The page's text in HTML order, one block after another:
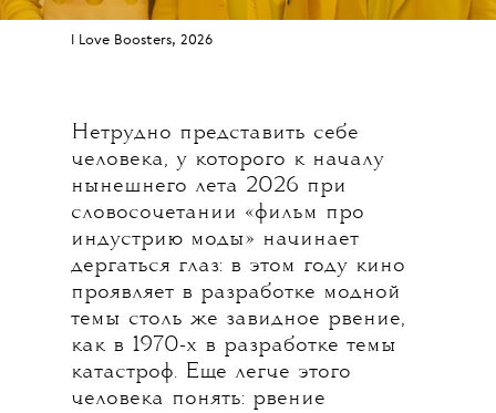
I Love Boosters, 2026
Нетрудно представить себе
человека, у которого к началу
нынешнего лета 2026 при
словосочетании «фильм про
индустрию моды» начинает
дергаться глаз: в этом году кино
проявляет в разработке модной
темы столь же завидное рвение,
как в 1970-х в разработке темы
катастроф. Еще легче этого
человека понять: рвение